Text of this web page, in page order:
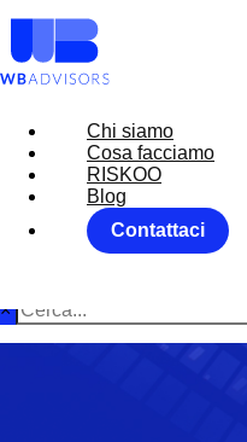
Chi siamo
Cosa facciamo
RISKOO
Blog
Contattaci
Chi siamo
Cosa facciamo
RISKOO
Blog
Contattaci
×